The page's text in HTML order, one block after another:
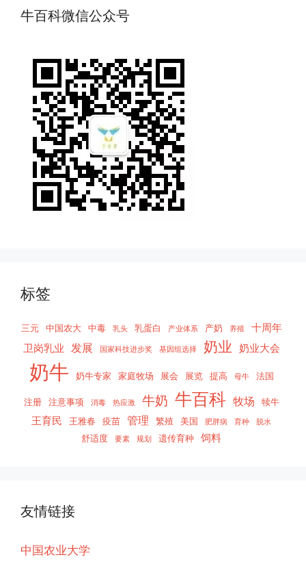
牛百科微信公众号
标签
三元 中国农大 中毒 乳头 乳蛋白 产业体系 产奶 养殖
十周年
卫岗乳业
发展 国家科技进步奖 基因组选择 奶业 奶业大会
奶牛 奶牛专家 家庭牧场 展会 展览 提高 母牛 法国
注册 注意事项 消毒 热应激 牛奶 牛百科 牧场 犊牛
王育民 王雅春 疫苗 管理 繁殖 美国 肥胖病 育种 脱水
舒适度 要素 规划 遗传育种 饲料
友情链接
中国农业大学